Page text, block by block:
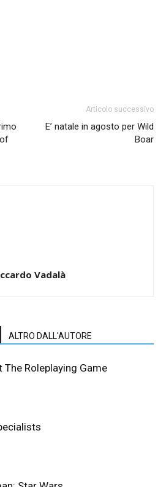
Articolo successivo
E’ natale in agosto per Wild
Boar
Vadalà
ALTRO DALL'AUTORE
The Roleplaying Game